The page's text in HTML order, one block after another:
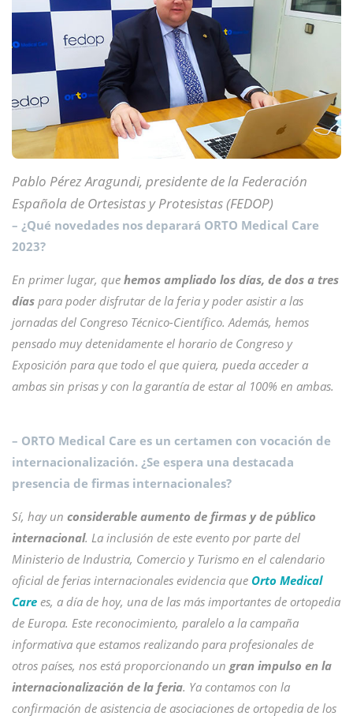
Pablo Pérez Aragundi, presidente de la Federación
Española de Ortesistas y Protesistas (FEDOP)
– ¿Qué novedades nos deparará ORTO Medical Care
2023?
En primer lugar, que hemos ampliado los días, de dos a tres
días para poder disfrutar de la feria y poder asistir a las
jornadas del Congreso Técnico-Científico. Además, hemos
pensado muy detenidamente el horario de Congreso y
Exposición para que todo el que quiera, pueda acceder a
ambas sin prisas y con la garantía de estar al 100% en ambas.
– ORTO Medical Care es un certamen con vocación de
internacionalización. ¿Se espera una destacada
presencia de firmas internacionales?
Sí, hay un considerable aumento de firmas y de público
internacional. La inclusión de este evento por parte del
Ministerio de Industria, Comercio y Turismo en el calendario
oficial de ferias internacionales evidencia que Orto Medical
Care es, a día de hoy, una de las más importantes de ortopedia
de Europa. Este reconocimiento, paralelo a la campaña
informativa que estamos realizando para profesionales de
otros países, nos está proporcionando un gran impulso en la
internacionalización de la feria. Ya contamos con la
confirmación de asistencia de asociaciones de ortopedia de los